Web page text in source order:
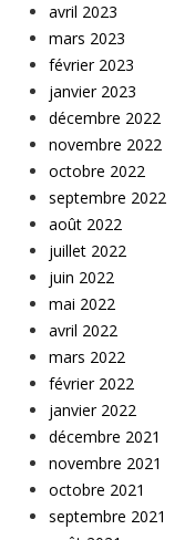
avril 2023
mars 2023
février 2023
janvier 2023
décembre 2022
novembre 2022
octobre 2022
septembre 2022
août 2022
juillet 2022
juin 2022
mai 2022
avril 2022
mars 2022
février 2022
janvier 2022
décembre 2021
novembre 2021
octobre 2021
septembre 2021